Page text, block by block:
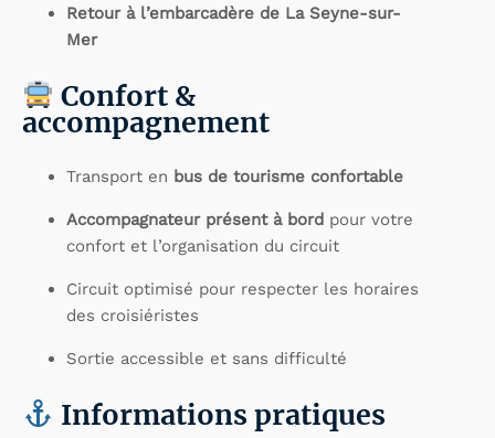
Retour à l’embarcadère de La Seyne-sur-
Mer
Confort &
accompagnement
Transport en bus de tourisme confortable
Accompagnateur présent à bord pour votre
confort et l’organisation du circuit
Circuit optimisé pour respecter les horaires
des croisiéristes
Sortie accessible et sans difficulté
Informations pratiques